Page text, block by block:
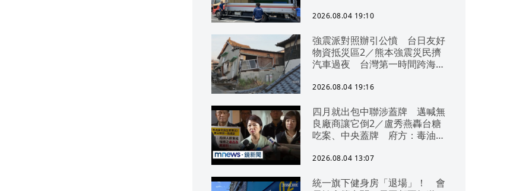
2026.08.04 19:10
強震派對照辦引公憤 台日友好
物資抵災區2／熊本強震災民擠
汽車過夜 台灣第一時間跨海急
2026.08.04 19:16
四月就出包中聯涉蓋牌 邁喊無
良廠商讓它倒2／盧秀燕轟台糖
吃案、中央蓋牌 府方：毒油一
2026.08.04 13:07
統一旗下健身房「退場」！ 會